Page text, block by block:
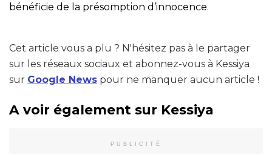
bénéficie de la présomption d’innocence.
Cet article vous a plu ? N'hésitez pas à le partager
sur les réseaux sociaux et abonnez-vous à Kessiya
sur Google News pour ne manquer aucun article !
A voir également sur Kessiya
PUBLICITÉ